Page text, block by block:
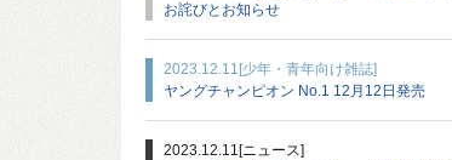
お詫びとお知らせ
2023.12.11 [少年・青年向け雑誌]
ヤングチャンピオン No.1 12月12日発売
2023.12.11 [ニュース]